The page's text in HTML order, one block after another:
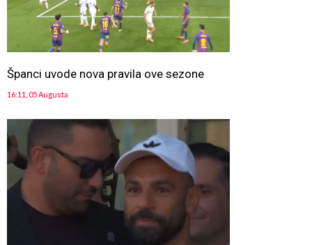
Španci uvode nova pravila ove sezone
16:11, 05 Augusta